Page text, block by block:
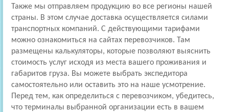
Также мы отправляем продукцию во все регионы нашей
страны. В этом случае доставка осуществляется силами
транспортных компаний. С действующими тарифами
можно ознакомиться на сайтах перевозчиков. Там
размещены калькуляторы, которые позволяют выяснить
стоимость услуг исходя из места вашего проживания и
габаритов груза. Вы можете выбрать экспедитора
самостоятельно или оставить это на наше усмотрение.
Перед тем, как определиться с перевозчиком, убедитесь,
что терминалы выбранной организации есть в вашем